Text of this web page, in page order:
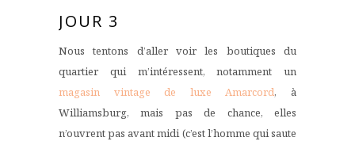
JOUR 3
Nous tentons d’aller voir les boutiques du
quartier qui m’intéressent, notamment un
magasin vintage de luxe Amarcord, à
Williamsburg, mais pas de chance, elles
n’ouvrent pas avant midi (c’est l’homme qui saute